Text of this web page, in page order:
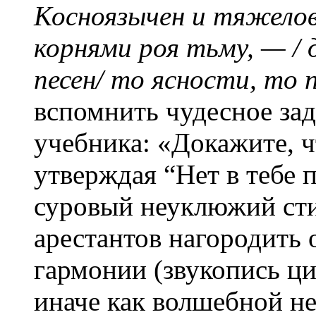
Косноязычен и
корнями роя тьму, — /
песен/ то ясности, то
вспомнить чудесное
учебника: «Докажите,
утверждая “Нет в тебе
суровый неуклюжий
арестантов
гармонии (звукопись
иначе как волшебной